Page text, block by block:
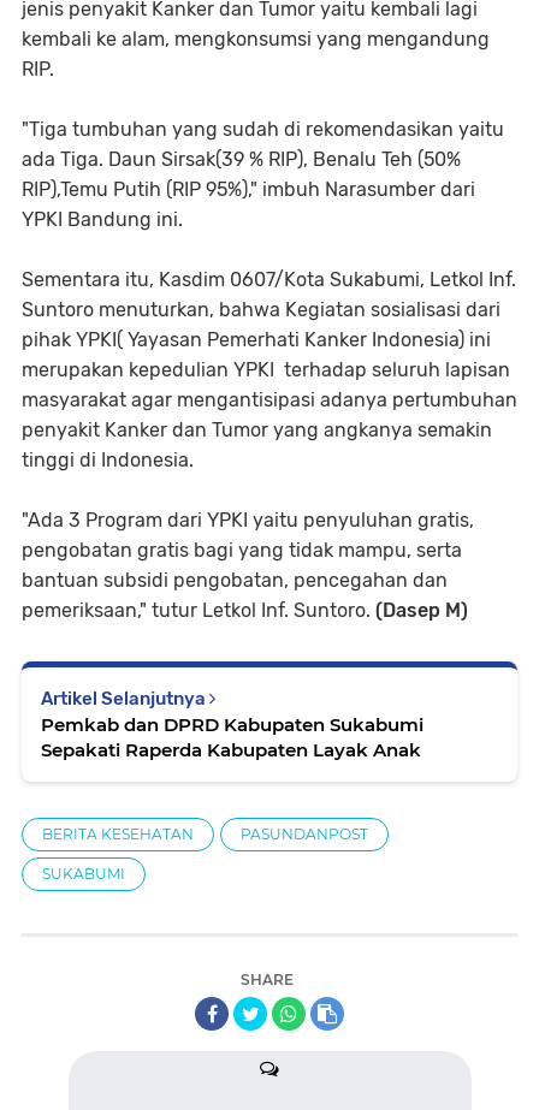
jenis penyakit Kanker dan Tumor yaitu kembali lagi
kembali ke alam, mengkonsumsi yang mengandung
RIP.
"Tiga tumbuhan yang sudah di rekomendasikan yaitu
ada Tiga. Daun Sirsak(39 % RIP), Benalu Teh (50%
RIP),Temu Putih (RIP 95%)," imbuh Narasumber dari
YPKI Bandung ini.
Sementara itu, Kasdim 0607/Kota Sukabumi, Letkol Inf.
Suntoro menuturkan, bahwa Kegiatan sosialisasi dari
pihak YPKI( Yayasan Pemerhati Kanker Indonesia) ini
merupakan kepedulian YPKI terhadap seluruh lapisan
masyarakat agar mengantisipasi adanya pertumbuhan
penyakit Kanker dan Tumor yang angkanya semakin
tinggi di Indonesia.
"Ada 3 Program dari YPKI yaitu penyuluhan gratis,
pengobatan gratis bagi yang tidak mampu, serta
bantuan subsidi pengobatan, pencegahan dan
pemeriksaan," tutur Letkol Inf. Suntoro. (Dasep M)
Artikel Selanjutnya
Pemkab dan DPRD Kabupaten Sukabumi
Sepakati Raperda Kabupaten Layak Anak
BERITA KESEHATAN PASUNDANPOST
SUKABUMI
SHARE